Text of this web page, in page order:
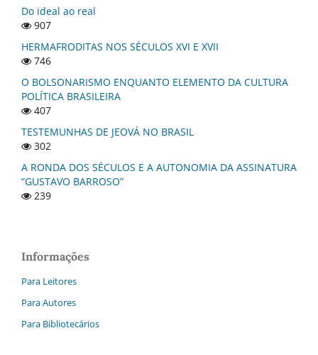
Do ideal ao real
907
HERMAFRODITAS NOS SÉCULOS XVI E XVII
746
O BOLSONARISMO ENQUANTO ELEMENTO DA CULTURA
POLÍTICA BRASILEIRA
407
TESTEMUNHAS DE JEOVÁ NO BRASIL
302
A RONDA DOS SÉCULOS E A AUTONOMIA DA ASSINATURA
“GUSTAVO BARROSO”
239
Informações
Para Leitores
Para Autores
Para Bibliotecários